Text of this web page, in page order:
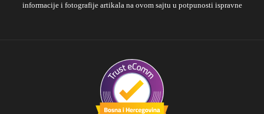
informacije i fotografije artikala na ovom sajtu u potpunosti ispravne